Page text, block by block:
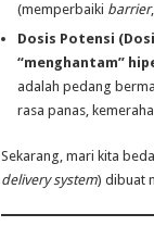
(memperbaiki barrier
Dosis Potensi
“menghantam”
adalah pedang
rasa panas,
Sekarang, mari kita
delivery system) dibuat